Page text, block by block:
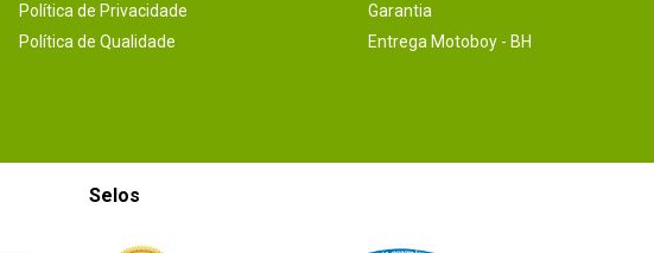
Política de Privacidade
Política de Qualidade
Garantia
Entrega Motoboy - BH
Selos